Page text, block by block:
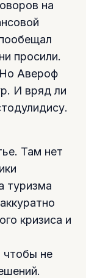
на
просили.
Но Авероф
И вряд ли
Там нет
туризма
кризиса и
чтобы не